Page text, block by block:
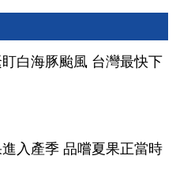
白海豚颱風 台灣最快下
入產季 品嚐夏果正當時